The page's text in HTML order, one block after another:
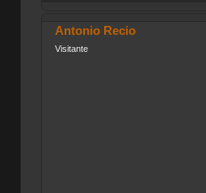
Antonio Recio
Visitante